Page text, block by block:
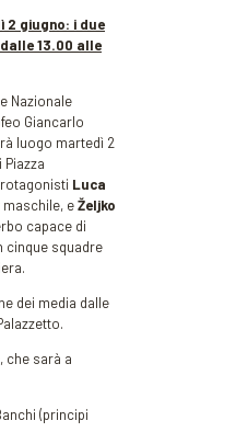
2 giugno: i due
13.00 alle
Nazionale
Giancarlo
luogo martedì 2
Luca
maschile, eŽeljko
capace di
cinque squadre
dei media dalle
che sarà a
(principi